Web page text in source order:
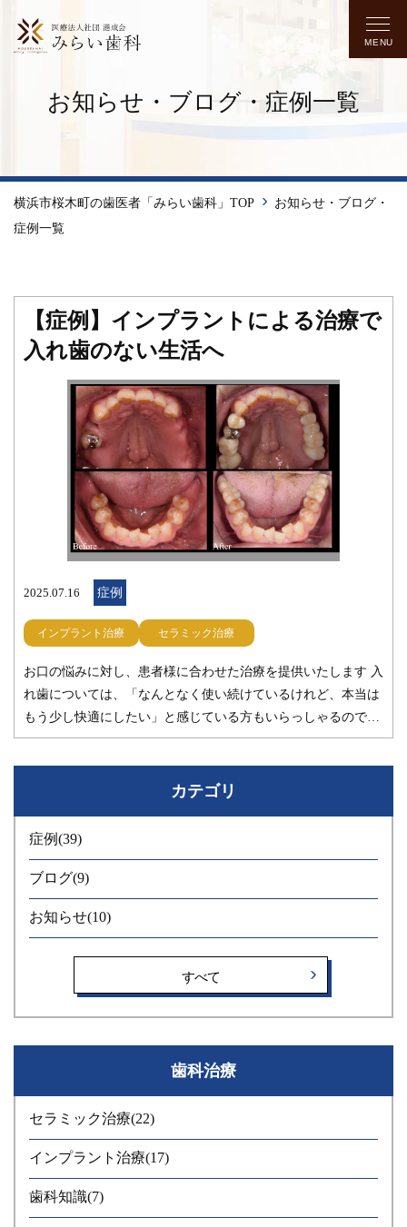
MENU
お知らせ・ブログ・症例一覧
横浜市桜木町の歯医者「みらい歯科」TOP
お知らせ・ブログ・
症例一覧
カテゴリ
症例(39)
ブログ(9)
お知らせ(10)
すべて
歯科治療
セラミック治療(22)
インプラント治療(17)
歯科知識(7)
【症例】インプラントによる治療で
入れ歯のない生活へ
2025.07.16 症例
インプラント治療 セラミック治療
お口の悩みに対し、患者様に合わせた治療を提供いたします 入
れ歯については、「なんとなく使い続けているけれど、本当は
もう少し快適にしたい」と感じている方もいらっしゃるのでは
ないでしょうか。 実際、喋りにくさ・外れやすさ・違和感・食
べづらさなど、日々の生活の中でふとした不便を感じる場面も
あるかと思います。 特に今回の患者様のように、嘔吐反射が強
たびに入れ歯が大きくなって煩わしさを感じている方には、イ
の質（QOL）を少し高めるきっかけになるのではないかと感じ
ています。 今回治療を受けられたのは、70歳の男性で、お仕事
も現役で忙しくされている方でした。 そのため、治療はできる
置は避け、ショートインプラント（短めのインプラント）を活
がしたい」と感じている方にとって、 インプラント治療がその
ください。 みらい歯科 副院長 森 昂大 こちらもご参照
ください 横浜市桜木町の歯医者「みらい歯科」｜インプラント